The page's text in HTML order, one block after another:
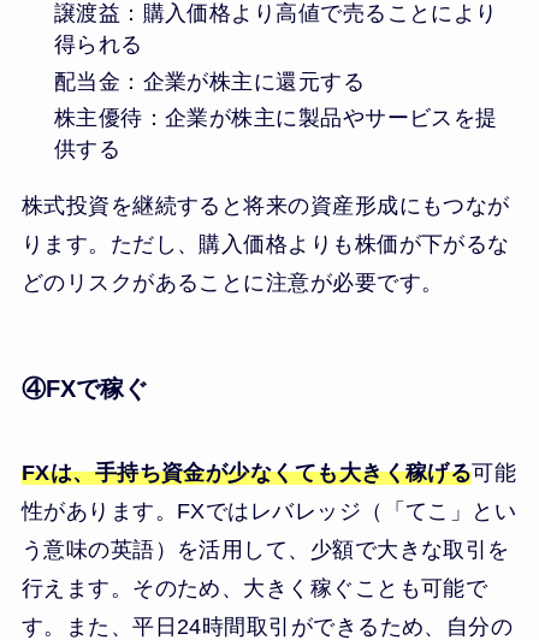
譲渡益：購入価格より高値で売ることにより
得られる
配当金：企業が株主に還元する
株主優待：企業が株主に製品やサービスを提
供する
株式投資を継続すると将来の資産形成にもつなが
ります。ただし、購入価格よりも株価が下がるな
どのリスクがあることに注意が必要です。
④FXで稼ぐ
FXは、手持ち資金が少なくても大きく稼げる可能
性があります。FXではレバレッジ（「てこ」とい
う意味の英語）を活用して、少額で大きな取引を
行えます。そのため、大きく稼ぐことも可能で
す。また、平日24時間取引ができるため、自分の